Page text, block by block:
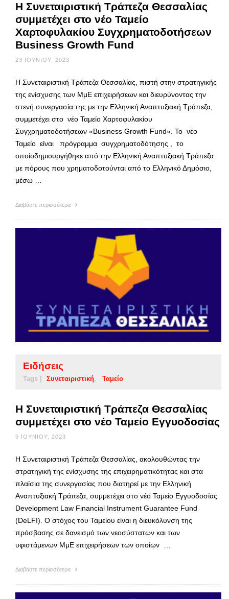
Η Συνεταιριστική Τράπεζα Θεσσαλίας
συμμετέχει στο νέο Ταμείο
Χαρτοφυλακίου Συγχρηματοδοτήσεων
Business Growth Fund
23 ΙΟΥΝΊΟΥ, 2023
Η Συνεταιριστική Τράπεζα Θεσσαλίας, πιστή στην στρατηγικής
της ενίσχυσης των ΜμΕ επιχειρήσεων και διευρύνοντας την
στενή συνεργασία της με την Ελληνική Αναπτυξιακή Τράπεζα,
συμμετέχει στο νέο Ταμείο Χαρτοφυλακίου
Συγχρηματοδοτήσεων «Business Growth Fund». Το νέο
Ταμείο είναι πρόγραμμα συγχρηματοδότησης , το
οποίοδημιουργήθηκε από την Ελληνική Αναπτυξιακή Τράπεζα
με πόρους που χρηματοδοτούνται από το Ελληνικό Δημόσιο,
μέσω …
Διαβάστε περισσότερα
Ειδήσεις
Tags | Συνεταιριστική Ταμείο
Η Συνεταιριστική Τράπεζα Θεσσαλίας
συμμετέχει στο νέο Ταμείο Εγγυοδοσίας
9 ΙΟΥΝΊΟΥ, 2023
Η Συνεταιριστική Τράπεζα Θεσσαλίας, ακολουθώντας την
στρατηγική της ενίσχυσης της επιχειρηματικότητας και στα
πλαίσια της συνεργασίας που διατηρεί με την Ελληνική
Αναπτυξιακή Τράπεζα, συμμετέχει στο νέο Ταμείο Εγγυοδοσίας
Development Law Financial Instrument Guarantee Fund
(DeLFI). Ο στόχος του Ταμείου είναι η διευκόλυνση της
πρόσβασης σε δανεισμό των νεοσύστατων και των
υφιστάμενων ΜμΕ επιχειρήσεων των οποίων …
Διαβάστε περισσότερα